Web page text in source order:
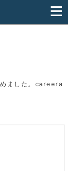
ました。careera